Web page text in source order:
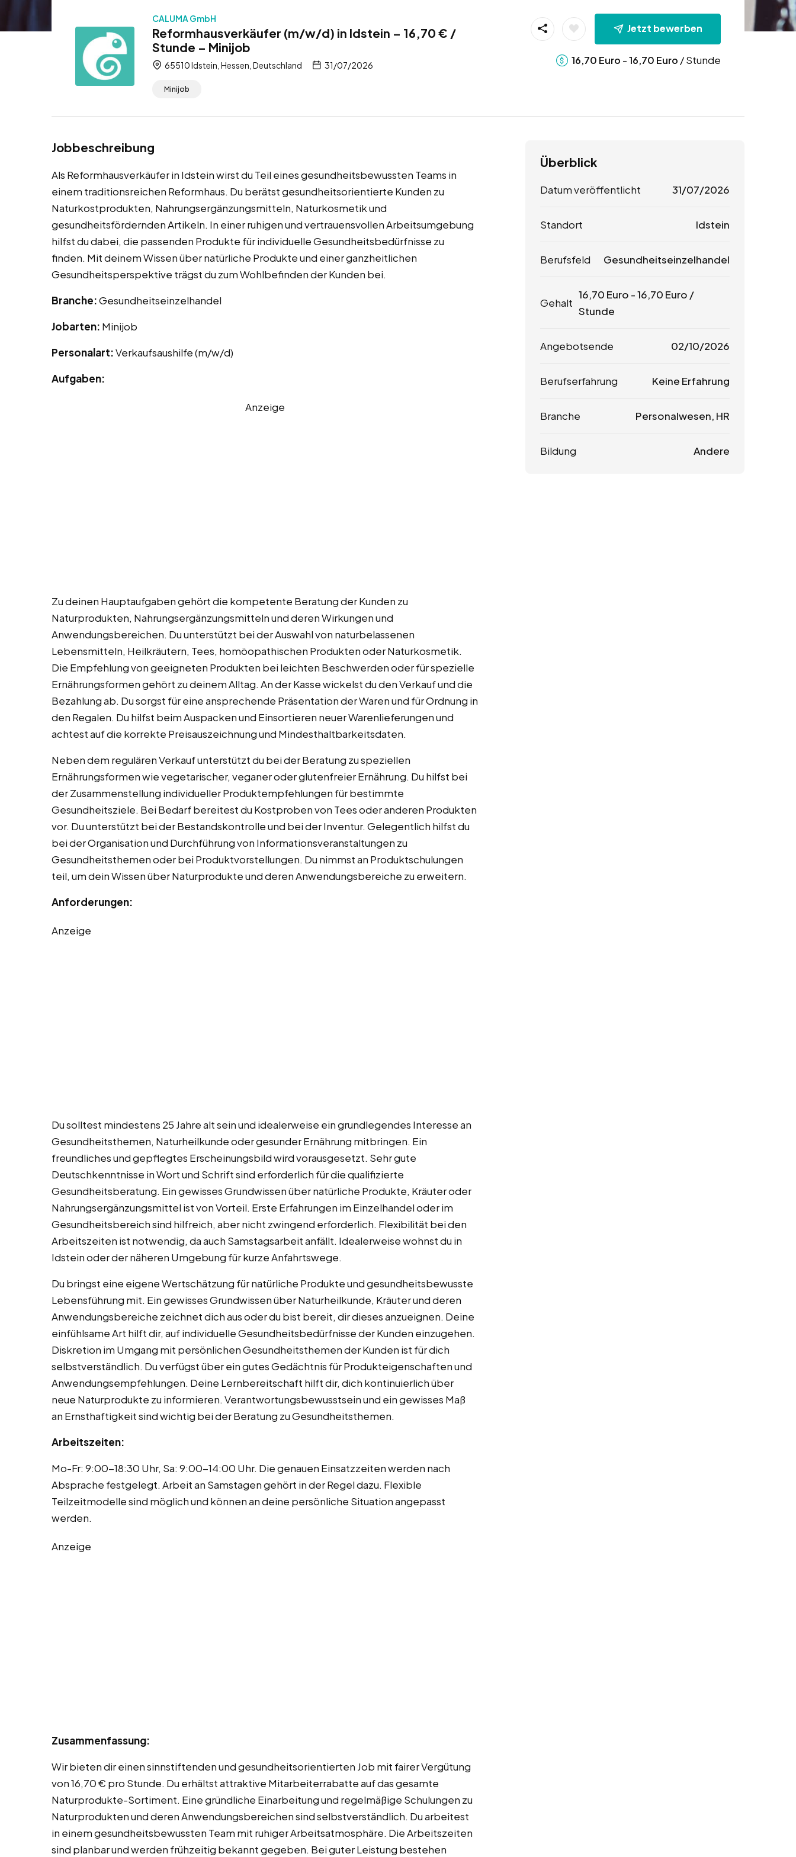
CALUMA GmbH
Reformhausverkäufer (m/w/d) in Idstein – 16,70 € /
Stunde – Minijob
65510 Idstein, Hessen, Deutschland 31/07/2026
Minijob
Jetzt bewerben
16,70 Euro -16,70 Euro / Stunde
Jobbeschreibung
Als Reformhausverkäufer in Idstein wirst du Teil eines gesundheitsbewussten Teams in
einem traditionsreichen Reformhaus. Du berätst gesundheitsorientierte Kunden zu
Naturkostprodukten, Nahrungsergänzungsmitteln, Naturkosmetik und
gesundheitsfördernden Artikeln. In einer ruhigen und vertrauensvollen Arbeitsumgebung
hilfst du dabei, die passenden Produkte für individuelle Gesundheitsbedürfnisse zu
finden. Mit deinem Wissen über natürliche Produkte und einer ganzheitlichen
Gesundheitsperspektive trägst du zum Wohlbefinden der Kunden bei.
Branche:Gesundheitseinzelhandel
Jobarten: Minijob
Personalart:Verkaufsaushilfe (m/w/d)
Aufgaben:
Anzeige
Zu deinen Hauptaufgaben gehört die kompetente Beratung der Kunden zu
Naturprodukten, Nahrungsergänzungsmitteln und deren Wirkungen und
Anwendungsbereichen. Du unterstützt bei der Auswahl von naturbelassenen
Lebensmitteln, Heilkräutern, Tees, homöopathischen Produkten oder Naturkosmetik.
Die Empfehlung von geeigneten Produkten bei leichten Beschwerden oder für spezielle
Ernährungsformen gehört zu deinem Alltag. An der Kasse wickelst du den Verkauf und die
Bezahlung ab. Du sorgst für eine ansprechende Präsentation der Waren und für Ordnung in
den Regalen. Du hilfst beim Auspacken und Einsortieren neuer Warenlieferungen und
achtest auf die korrekte Preisauszeichnung und Mindesthaltbarkeitsdaten.
Neben dem regulären Verkauf unterstützt du bei der Beratung zu speziellen
Ernährungsformen wie vegetarischer, veganer oder glutenfreier Ernährung. Du hilfst bei
der Zusammenstellung individueller Produktempfehlungen für bestimmte
Gesundheitsziele. Bei Bedarf bereitest du Kostproben von Tees oder anderen Produkten
vor. Du unterstützt bei der Bestandskontrolle und bei der Inventur. Gelegentlich hilfst du
bei der Organisation und Durchführung von Informationsveranstaltungen zu
Gesundheitsthemen oder bei Produktvorstellungen. Du nimmst an Produktschulungen
teil, um dein Wissen über Naturprodukte und deren Anwendungsbereiche zu erweitern.
Anforderungen:
Anzeige
Du solltest mindestens 25 Jahre alt sein und idealerweise ein grundlegendes Interesse an
Gesundheitsthemen, Naturheilkunde oder gesunder Ernährung mitbringen. Ein
freundliches und gepflegtes Erscheinungsbild wird vorausgesetzt. Sehr gute
Deutschkenntnisse in Wort und Schrift sind erforderlich für die qualifizierte
Gesundheitsberatung. Ein gewisses Grundwissen über natürliche Produkte, Kräuter oder
Nahrungsergänzungsmittel ist von Vorteil. Erste Erfahrungen im Einzelhandel oder im
Gesundheitsbereich sind hilfreich, aber nicht zwingend erforderlich. Flexibilität bei den
Arbeitszeiten ist notwendig, da auch Samstagsarbeit anfällt. Idealerweise wohnst du in
Idstein oder der näheren Umgebung für kurze Anfahrtswege.
Du bringst eine eigene Wertschätzung für natürliche Produkte und gesundheitsbewusste
Lebensführung mit. Ein gewisses Grundwissen über Naturheilkunde, Kräuter und deren
Anwendungsbereiche zeichnet dich aus oder du bist bereit, dir dieses anzueignen. Deine
einfühlsame Art hilft dir, auf individuelle Gesundheitsbedürfnisse der Kunden einzugehen.
Diskretion im Umgang mit persönlichen Gesundheitsthemen der Kunden ist für dich
selbstverständlich. Du verfügst über ein gutes Gedächtnis für Produkteigenschaften und
Anwendungsempfehlungen. Deine Lernbereitschaft hilft dir, dich kontinuierlich über
neue Naturprodukte zu informieren. Verantwortungsbewusstsein und ein gewisses Maß
an Ernsthaftigkeit sind wichtig bei der Beratung zu Gesundheitsthemen.
Arbeitszeiten:
Mo-Fr: 9:00-18:30 Uhr, Sa: 9:00-14:00 Uhr. Die genauen Einsatzzeiten werden nach
Absprache festgelegt. Arbeit an Samstagen gehört in der Regel dazu. Flexible
Teilzeitmodelle sind möglich und können an deine persönliche Situation angepasst
werden.
Anzeige
Zusammenfassung:
Wir bieten dir einen sinnstiftenden und gesundheitsorientierten Job mit fairer Vergütung
von 16,70 € pro Stunde. Du erhältst attraktive Mitarbeiterrabatte auf das gesamte
Naturprodukte-Sortiment. Eine gründliche Einarbeitung und regelmäßige Schulungen zu
Naturprodukten und deren Anwendungsbereichen sind selbstverständlich. Du arbeitest
in einem gesundheitsbewussten Team mit ruhiger Arbeitsatmosphäre. Die Arbeitszeiten
sind planbar und werden frühzeitig bekannt gegeben. Bei guter Leistung bestehen
Überblick
Datum veröffentlicht 31/07/2026
Standort Idstein
Berufsfeld Gesundheitseinzelhandel
Gehalt
16,70 Euro -16,70 Euro /
Stunde
Angebotsende 02/10/2026
Berufserfahrung Keine Erfahrung
Branche Personalwesen, HR
Bildung Andere